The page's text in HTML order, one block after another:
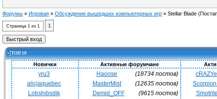
Форумы » Игровая » Обсуждение вышедших компьютерных игр » Stellar Blade
Страница 1 из 1 1
ТОП 10
Новички Активные форумчане
yru3
alicjaquebec
Lobshibsdik
Haoose
(18734 постов)
MasterMist
(12635 постов)
Demid_OFF
(9615 постов)